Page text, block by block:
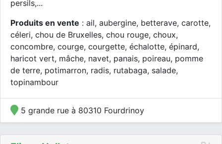
persils,...
Produits en vente : ail, aubergine, betterave, carotte,
céleri, chou de Bruxelles, chou rouge, choux,
concombre, courge, courgette, échalotte, épinard,
haricot vert, mâche, navet, panais, poireau, pomme
de terre, potimarron, radis, rutabaga, salade,
topinambour
5 grande rue à 80310 Fourdrinoy